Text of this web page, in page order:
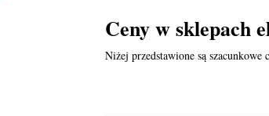
Ceny wsklepach
Niżej przedstawione są szacunkowe